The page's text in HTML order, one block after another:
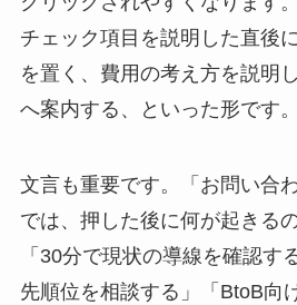
チェック項目を説明した直後
を置く、費用の考え方を説明
へ案内する、といった形です。
文言も重要です。「お問い合
では、押した後に何が起きる
「30分で現状の導線を確認す
先順位を相談する」「BtoB向